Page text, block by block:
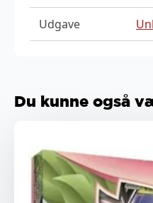
Udgave
Du kunne også